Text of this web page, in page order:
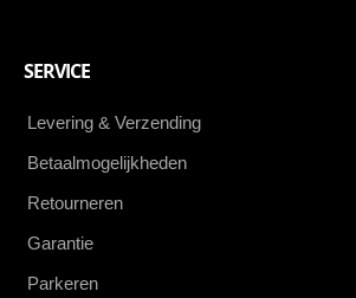
SERVICE
Levering & Verzending
Betaalmogelijkheden
Retourneren
Garantie
Parkeren